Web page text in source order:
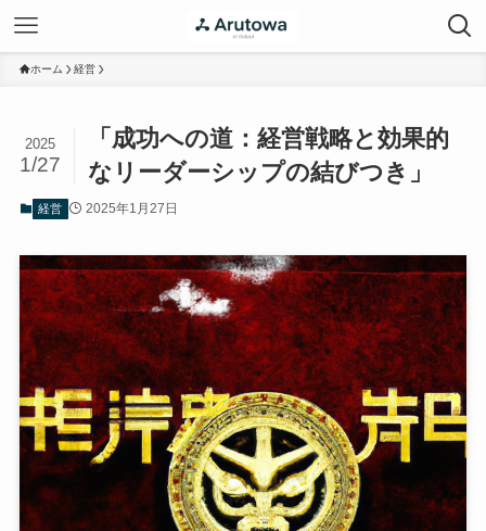
ホーム 経営
「成功への道：経営戦略と効果的
なリーダーシップの結びつき」
2025
1/27
経営 2025年1月27日